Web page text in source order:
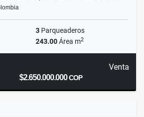
3 Parqueaderos
243.00Área m2
Venta
$2.650.000.000COP